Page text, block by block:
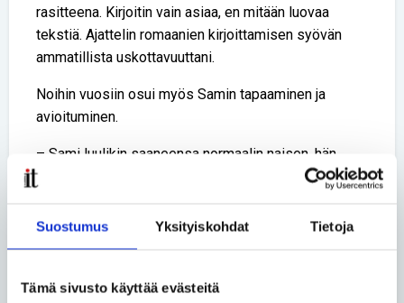
Suostumus Yksityiskohdat Tietoja
Tämä sivusto käyttää evästeitä
rasitteena. Kirjoitin vain asiaa, en mitään luovaa
tekstiä. Ajattelin romaanien kirjoittamisen syövän
ammatillista uskottavuuttani.
Noihin vuosiin osui myös Samin tapaaminen ja
avioituminen.
– Sami luulikin saaneensa normaalin naisen, hän
nauraa.
löysi mukaan käsityöyhteisöön 2000-luvun
ihmisiä yhdistävä käsityöbuumi, josta pitäisi olla